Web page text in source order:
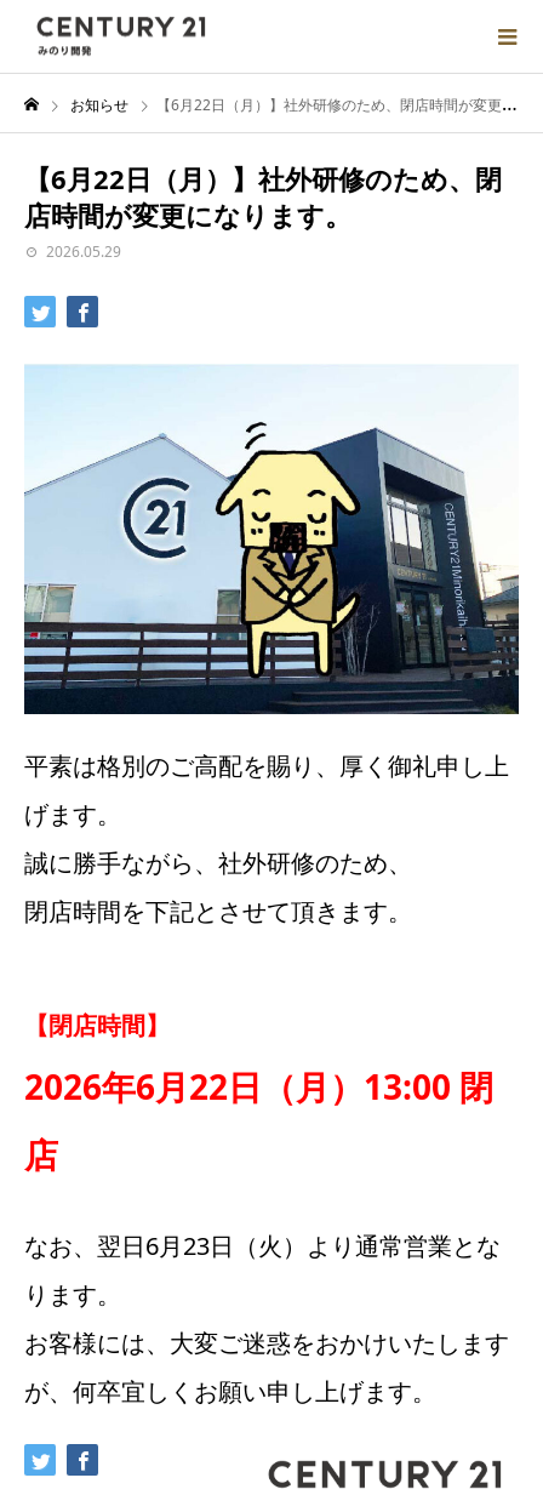
お知らせ 【6月22日（月）】社外研修のため、閉店時間が変更になります。
【6月22日（月）】社外研修のため、閉
店時間が変更になります。
2026.05.29
平素は格別のご高配を賜り、厚く御礼申し上
げます。
誠に勝手ながら、社外研修のため、
閉店時間を下記とさせて頂きます。
【閉店時間】
2026年6月22日（月） 13:00 閉
店
なお、翌日6月23日（火）より通常営業とな
ります。
お客様には、大変ご迷惑をおかけいたします
が、何卒宜しくお願い申し上げます。